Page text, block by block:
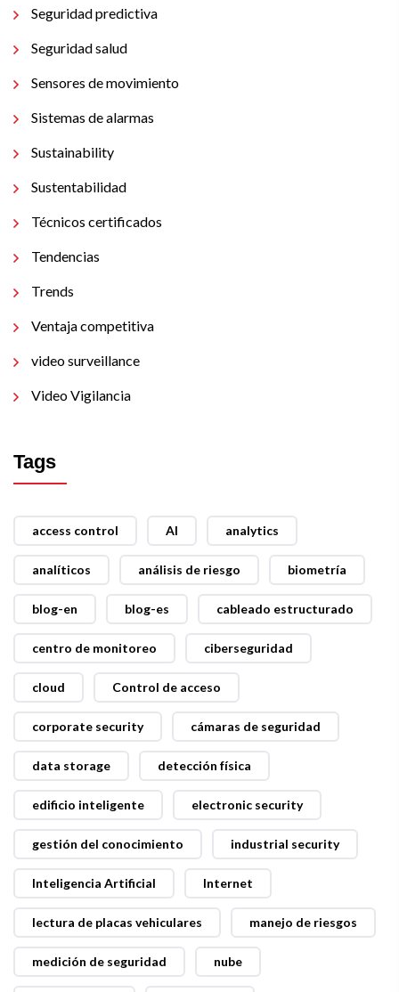
Seguridad predictiva
Seguridad salud
Sensores de movimiento
Sistemas de alarmas
Sustainability
Sustentabilidad
Técnicos certificados
Tendencias
Trends
Ventaja competitiva
video surveillance
Video Vigilancia
Tags
access control AI analytics
analíticos análisis de riesgo biometría
blog-en blog-es cableado estructurado
centro de monitoreo ciberseguridad
cloud Control de acceso
corporate security cámaras de seguridad
data storage detección física
edificio inteligente electronic security
gestión del conocimiento industrial security
Inteligencia Artificial Internet
lectura de placas vehiculares manejo de riesgos
medición de seguridad nube